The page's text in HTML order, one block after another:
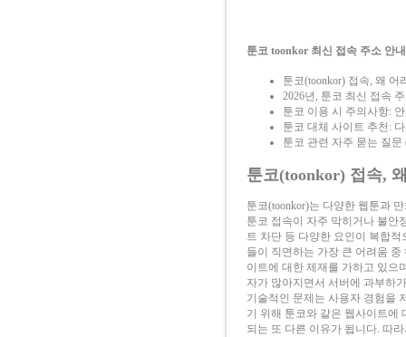
툰코 toonkor 최신 접속 주소 안
툰코(toonkor) 접속, 왜 어
2026년, 툰코 최신 접속
툰코 이용 시 주의사항:
툰코 대체 사이트 추천:
툰코 관련 자주 묻는 질문
툰코(toonkor) 접속,
툰코(toonkor)는 다양한 웹툰과
툰코 접속이 자주 막히거나 불안
트 차단 등 다양한 요인이 복합
들이 직면하는 가장 큰 어려움
이트에 대한 제재를 가하고 있으
자가 많아지면서 서버에 과부하
기술적인 문제는 사용자 경험을
기 위해 툰코와 같은 웹사이트에
되는 또 다른 이유가 됩니다. 따